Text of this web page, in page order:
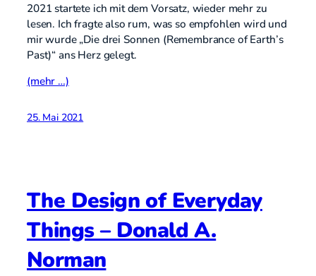
2021 startete ich mit dem Vorsatz, wieder mehr zu
lesen. Ich fragte also rum, was so empfohlen wird und
mir wurde „Die drei Sonnen (Remembrance of Earth’s
Past)“ ans Herz gelegt.
(mehr …)
25. Mai 2021
The Design of Everyday
Things – Donald A.
Norman